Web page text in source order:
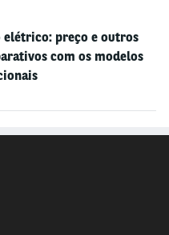
de decisão mais
elétrico: preço e outros
com os modelos